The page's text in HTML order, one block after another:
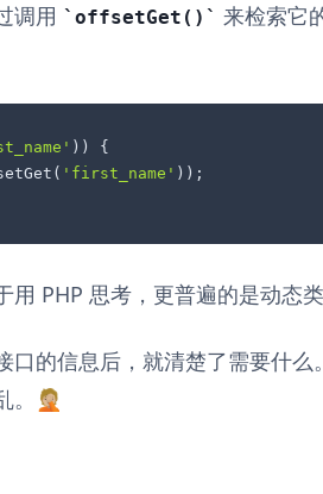
调用
offsetGet()
来检索它
)) {
'first_name' ));
PHP 思考，更普遍的是动态类
口的信息后，就清楚了需要什么
🤦🏼